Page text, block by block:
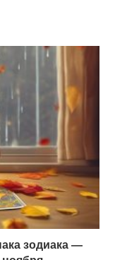
зодиака —